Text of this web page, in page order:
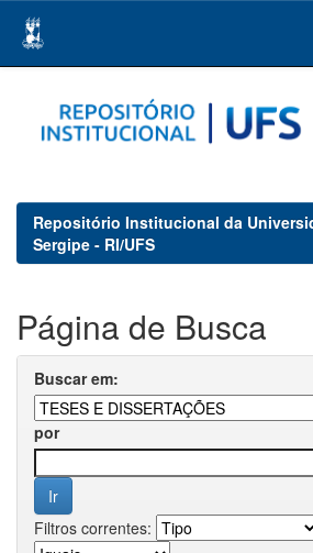
navigation
Repositório Institucional da
Sergipe - RI/UFS
Página de Busca
Buscar em:
por
Filtros correntes: